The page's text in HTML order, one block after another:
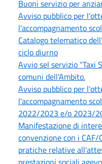
Buoni servizio per
Avviso pubblico per
l'accompagnamento
Catalogo telematico
ciclo diurno
Avvio sel servizio “Taxi
comuni dell'Ambito.
Avviso pubblico per
l'accompagnamento
2022/2023 e/o 2023/
Manifestazione di
convenzione con i
pratiche relative